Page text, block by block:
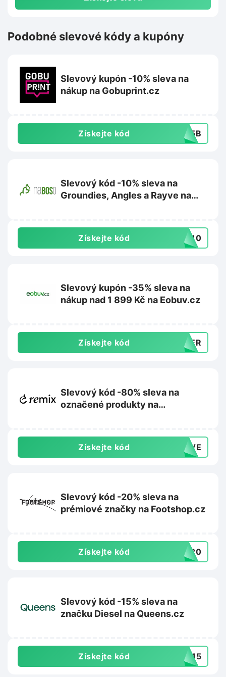
Podobné slevové kódy a kupóny
Slevový kupón -10% sleva na
nákup na Gobuprint.cz
Získejte kód 485B
Slevový kód -10% sleva na
Groundies, Angles a Rayve na
Získejte kód TE10
Slevový kupón -35% sleva na
nákup nad 1 899 Kč na Eobuv.cz
Získejte kód MMER
Slevový kód -80% sleva na
označené produkty na
Získejte kód TIVE
Slevový kód -20% sleva na
prémiové značky na Footshop.cz
Získejte kód UM20
Slevový kód -15% sleva na
značku Diesel na Queens.cz
Získejte kód EL15